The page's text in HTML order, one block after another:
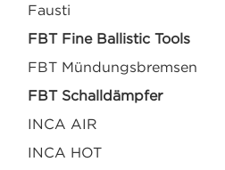
Fausti
FBT Fine Ballistic Tools
FBT Mündungsbremsen
FBT Schalldämpfer
INCA AIR
INCA HOT